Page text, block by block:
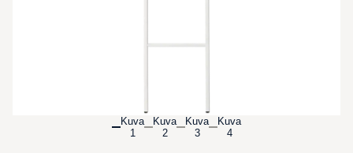
Kuva
1
Kuva
2
Kuva
3
Kuva
4